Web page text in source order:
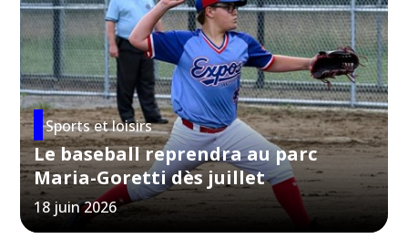
Sports et loisirs
Le baseball reprendra au parc
Maria-Goretti dès juillet
18 juin 2026